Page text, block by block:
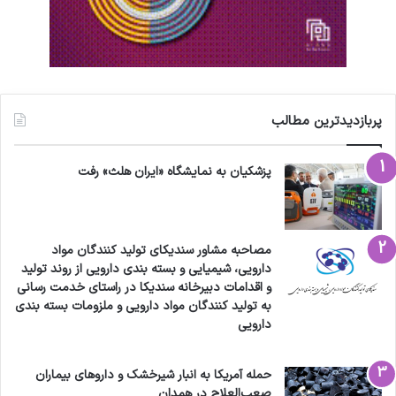
مشاور مدیران و کارمندان باشیم.
در حوزه روانشناسی صنعتی و سازمانی مراحل و
شیوه کار شما به چه صورت است؟
خدمات ما در حوزه روانشناسی صنعتی و سازمانی
شامل مواردی مانند: پایش و ارزیابی مهارت‌های
روانشناختی، سلامت و بهره‌وری ذهنی مدیران ارشد و
میانی و همه طبقات کارکنان، ارتقاء و بهبود انگیزشی
و بهره‌وری ذهنی در جهت شکوفایی اقتصادی و
تجاری کشور، گزینش مدیران و کارکنان بر اساس
شغلی و حرفه‌ای، تولید محتوای دیجیتال و برگزاری
پربازدیدترین مطالب
پزشکیان به نمایشگاه «ایران هلث» رفت
مصاحبه مشاور سندیکای تولید کنندگان مواد
دارویی، شیمیایی و بسته بندی دارویی از روند تولید
و اقدامات دبیرخانه سندیکا در راستای خدمت رسانی
به تولید کنندگان مواد دارویی و ملزومات بسته بندی
دارویی
حمله آمریکا به انبار شیرخشک و داروهای بیماران